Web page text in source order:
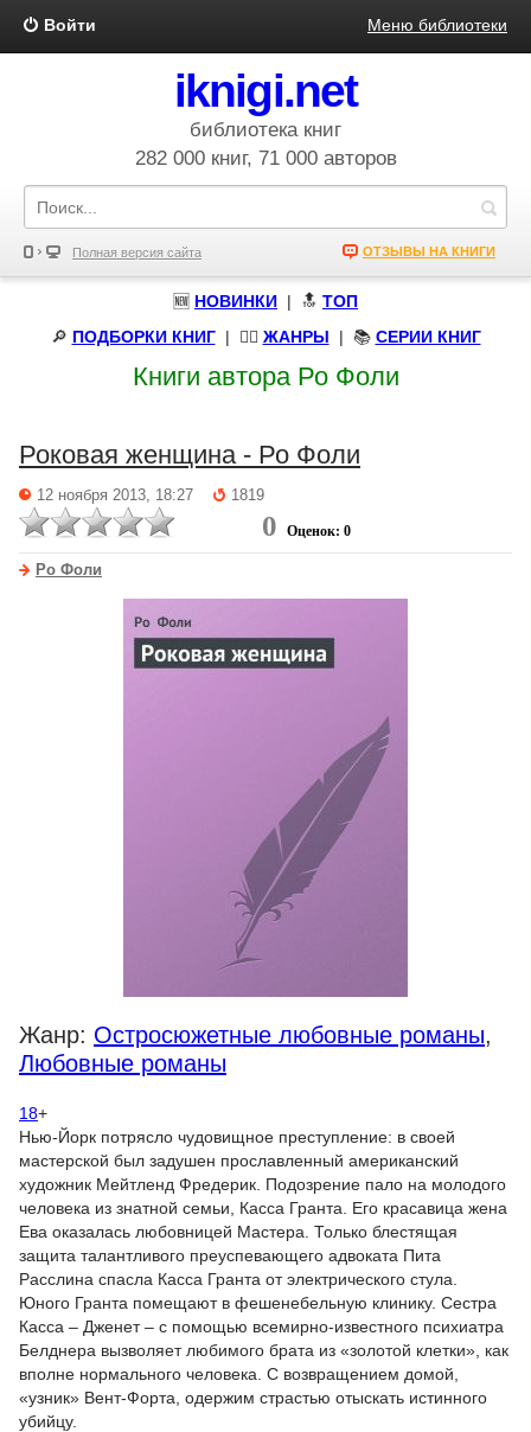
Войти Меню библиотеки
iknigi.net
библиотека книг
282 000 книг, 71 000 авторов
Полная версия сайта ОТЗЫВЫ НА КНИГИ
🆕 НОВИНКИ | 🔝 ТОП
🔎 ПОДБОРКИ КНИГ| 🧝‍♀️ ЖАНРЫ | 📚 СЕРИИ КНИГ
Книги автора Ро Фоли
Роковая женщина - Ро Фоли
12 ноября 2013, 18:27 1819
0 Оценок: 0
Ро Фоли
Жанр: Остросюжетные любовные романы,
Любовные романы
18+
Нью-Йорк потрясло чудовищное преступление: в своей
мастерской был задушен прославленный американский
художник Мейтленд Фредерик. Подозрение пало на молодого
человека из знатной семьи, Касса Гранта. Его красавица жена
Ева оказалась любовницей Мастера. Только блестящая
защита талантливого преуспевающего адвоката Пита
Расслина спасла Касса Гранта от электрического стула.
Юного Гранта помещают в фешенебельную клинику. Сестра
Касса – Дженет – с помощью всемирно-известного психиатра
Белднера вызволяет любимого брата из «золотой клетки», как
вполне нормального человека. С возвращением домой,
«узник» Вент-Форта, одержим страстью отыскать истинного
убийцу.